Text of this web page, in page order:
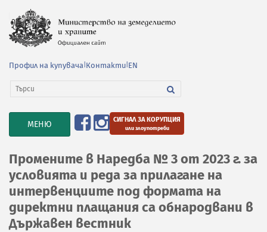
Профил на купувача Контакти EN
TOGGLE
NAVIGATION
МЕНЮ СИГНАЛ ЗА КОРУПЦИЯ
или злоупотреби
Промените в Наредба № 3 от 2023 г. за
условията и реда за прилагане на
интервенциите под формата на
директни плащания са обнародвани в
Държавен вестник